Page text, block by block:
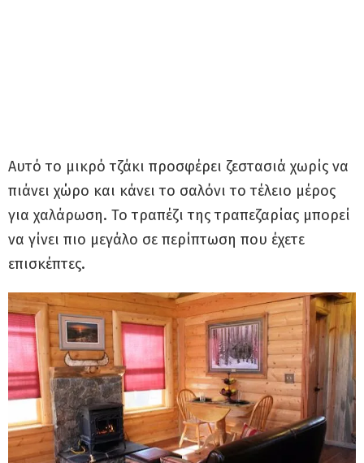
Αυτό το μικρό τζάκι προσφέρει ζεστασιά χωρίς να
πιάνει χώρο και κάνει το σαλόνι το τέλειο μέρος
για χαλάρωση. Το τραπέζι της τραπεζαρίας μπορεί
να γίνει πιο μεγάλο σε περίπτωση που έχετε
επισκέπτες.